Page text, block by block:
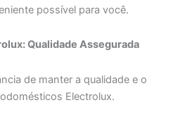
possível para você.
Qualidade Assegurada
de manter a qualidade e o
Electrolux.